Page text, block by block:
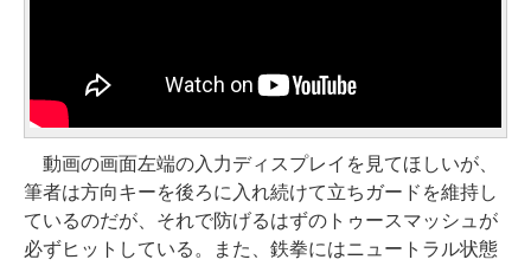
動画の画面左端の入力ディスプレイを見てほしいが、
筆者は方向キーを後ろに入れ続けて立ちガードを維持し
ているのだが、それで防げるはずのトゥースマッシュが
必ずヒットしている。また、鉄拳にはニュートラル状態